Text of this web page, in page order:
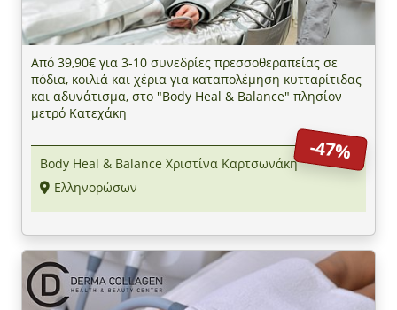
Από 39,90€ για 3-10 συνεδρίες πρεσσοθεραπείας σε
πόδια, κοιλιά και χέρια για καταπολέμηση κυτταρίτιδας
και αδυνάτισμα, στο "Body Heal & Balance" πλησίον
μετρό Κατεχάκη
-47%
Body Heal & Balance Χριστίνα Καρτσωνάκη
Ελληνορώσων